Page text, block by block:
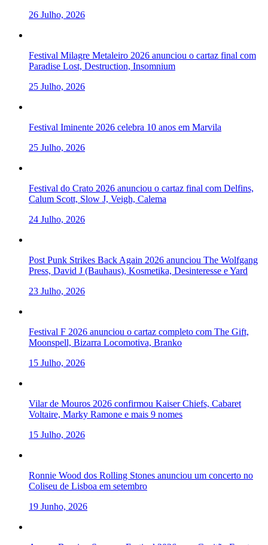
26 Julho, 2026
Festival Milagre Metaleiro 2026 anunciou o cartaz final com
Paradise Lost, Destruction, Insomnium
25 Julho, 2026
Festival Iminente 2026 celebra 10 anos em Marvila
25 Julho, 2026
Festival do Crato 2026 anunciou o cartaz final com Delfins,
Calum Scott, Slow J, Veigh, Calema
24 Julho, 2026
Post Punk Strikes Back Again 2026 anunciou The Wolfgang
Press, David J (Bauhaus), Kosmetika, Desinteresse e Yard
23 Julho, 2026
Festival F 2026 anunciou o cartaz completo com The Gift,
Moonspell, Bizarra Locomotiva, Branko
15 Julho, 2026
Vilar de Mouros 2026 confirmou Kaiser Chiefs, Cabaret
Voltaire, Marky Ramone e mais 9 nomes
15 Julho, 2026
Ronnie Wood dos Rolling Stones anunciou um concerto no
Coliseu de Lisboa em setembro
19 Junho, 2026